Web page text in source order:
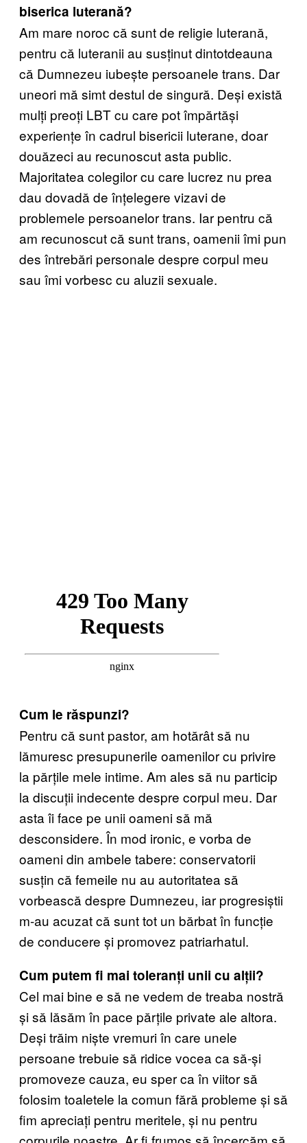
biserica luterană?
Am mare noroc că sunt de religie luterană,
pentru că luteranii au susținut dintotdeauna
că Dumnezeu iubește persoanele trans. Dar
uneori mă simt destul de singură. Deși există
mulți preoți LBT cu care pot împărtăși
experiențe în cadrul bisericii luterane, doar
douăzeci au recunoscut asta public.
Majoritatea colegilor cu care lucrez nu prea
dau dovadă de înțelegere vizavi de
problemele persoanelor trans. Iar pentru că
am recunoscut că sunt trans, oamenii îmi pun
des întrebări personale despre corpul meu
sau îmi vorbesc cu aluzii sexuale.
Cum le răspunzi?
Pentru că sunt pastor, am hotărât să nu
lămuresc presupunerile oamenilor cu privire
la părțile mele intime. Am ales să nu particip
la discuții indecente despre corpul meu. Dar
asta îi face pe unii oameni să mă
desconsidere. În mod ironic, e vorba de
oameni din ambele tabere: conservatorii
susțin că femeile nu au autoritatea să
vorbească despre Dumnezeu, iar progresiștii
m-au acuzat că sunt tot un bărbat în funcție
de conducere și promovez patriarhatul.
Cum putem fi mai toleranți unii cu alții?
Cel mai bine e să ne vedem de treaba nostră
și să lăsăm în pace părțile private ale altora.
Deși trăim niște vremuri în care unele
persoane trebuie să ridice vocea ca să-și
promoveze cauza, eu sper ca în viitor să
folosim toaletele la comun fără probleme și să
fim apreciați pentru meritele, și nu pentru